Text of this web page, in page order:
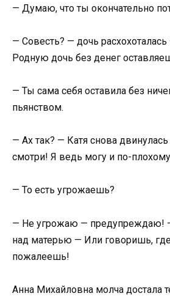
— Думаю, что ты окончательно
— Совесть? — дочь расхохоталась
Родную дочь без денег
— Ты сама себя оставила без
пьянством.
— Ах так? — Катя снова
смотри! Я ведь могу и по-
— То есть угрожаешь?
— Не угрожаю — предупреждаю!
над матерью — Или говоришь,
пожалеешь!
Анна Михайловна молча достала